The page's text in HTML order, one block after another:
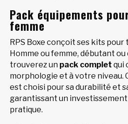
Pack équipements
femme
RPS Boxe conçoit ses kits pour
Homme ou femme, débutant
trouverez un pack complet qui
morphologie et à votre niveau.
est choisi pour sa durabilité et
garantissant un
pratique.